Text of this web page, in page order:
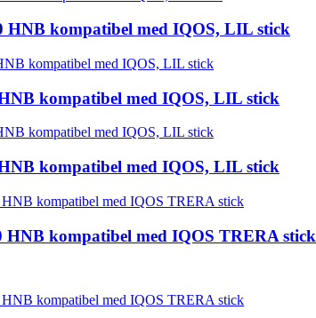
HNB kompatibel med IQOS, LIL stick
kompatibel med IQOS, LIL stick
kompatibel med IQOS, LIL stick
HNB kompatibel med IQOS TRERA stick